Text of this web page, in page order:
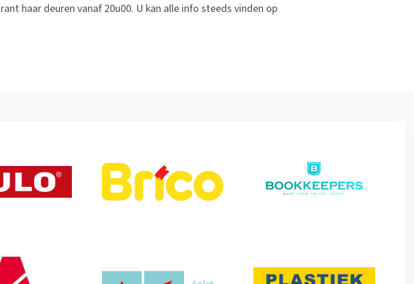
haar deuren vanaf 20u00. U kan alle info steeds vinden op